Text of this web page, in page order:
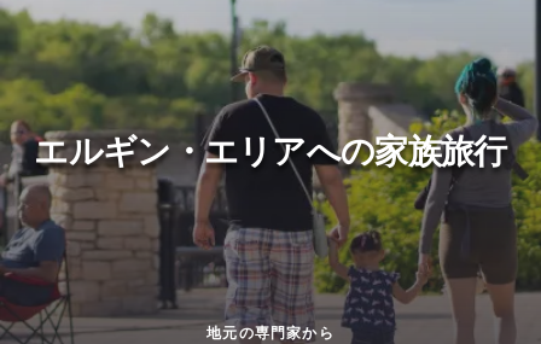
エルギン・エリアへの家族旅行
地元の専門家から